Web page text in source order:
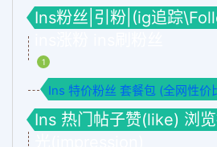
Ins粉丝|引粉|(ig追踪
1
Ins 特价粉丝 套餐包 (全网性价
Ins 热门帖子赞(like) 浏